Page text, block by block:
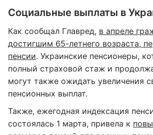
Социальные выплаты в
Как сообщал Главред, в апреле
достигшим 65-летнего возраста,
пенсии. Украинские пенсионеры,
полный страховой стаж и
могут также ожидать увеличения
пенсионных выплат.
Также, ежегодная индексация
состоялась 1 марта, привела к